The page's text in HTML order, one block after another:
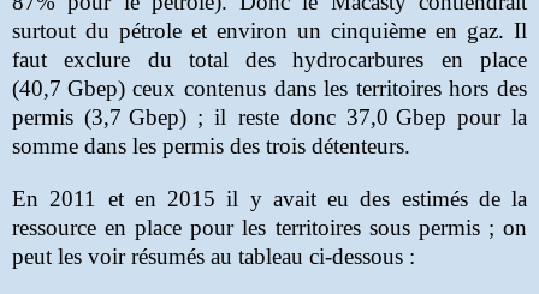
surtout du pétrole et environ un cinquième en gaz. Il
faut exclure du total des hydrocarbures en place
(40,7 Gbep) ceux contenus dans les territoires hors des
permis (3,7 Gbep) ; il reste donc 37,0 Gbep pour la
somme dans les permis des trois détenteurs.
En 2011 et en 2015 il y avait eu des estimés de la
ressource en place pour les territoires sous permis ; on
peut les voir résumés au tableau ci-dessous :